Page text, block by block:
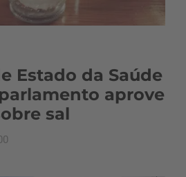
Estado da Saúde
aprove
sal